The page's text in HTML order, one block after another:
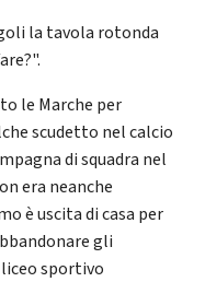
la tavola rotonda
le Marche per
scudetto nel calcio
di squadra nel
era neanche
è uscita di casa per
gli
sportivo